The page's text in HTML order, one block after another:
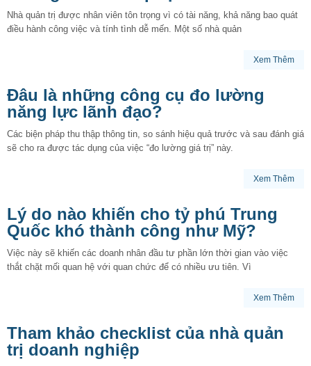
Nhà quản trị được nhân viên tôn trọng vì có tài năng, khả năng bao quát
điều hành công việc và tính tình dễ mến. Một số nhà quản
Xem Thêm
Đâu là những công cụ đo lường
năng lực lãnh đạo?
Các biện pháp thu thập thông tin, so sánh hiệu quả trước và sau đánh giá
sẽ cho ra được tác dụng của việc “đo lường giá trị” này.
Xem Thêm
Lý do nào khiến cho tỷ phú Trung
Quốc khó thành công như Mỹ?
Việc này sẽ khiến các doanh nhân đầu tư phần lớn thời gian vào việc
thắt chặt mối quan hệ với quan chức để có nhiều ưu tiên. Vì
Xem Thêm
Tham khảo checklist của nhà quản
trị doanh nghiệp